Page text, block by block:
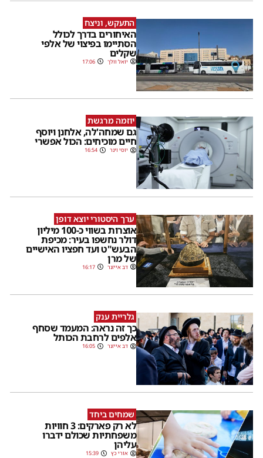
התעקש, וניצח
האיחורים בדרך לכולל
הסתיימו בפיצוי של אלפי
שקלים
יואל וולך 17:06
יוזמה מרגשת
גם שמחה'לה, אלחנן ויוסף
חיים מוכיחים: הכול אפשרי
יוסי וינר 16:54
ערך היסטורי יוצא דופן
אוצרות בשווי כ-100 מיליון
דולר נחשפו בעיר: מכיפת
הבעש"ט ועד חפציו האישיים
של מרן
דב אייזנר 16:17
גלריית ענק
כך זה נראה: המעמד שסחף
אלפים לרחבת הכותל
דב אייזנר 16:05
שמחים ביחד
לא רק פארקים: 3 חוויות
משפחתיות שכולם ידברו
עליהן
אורי כץ 15:39